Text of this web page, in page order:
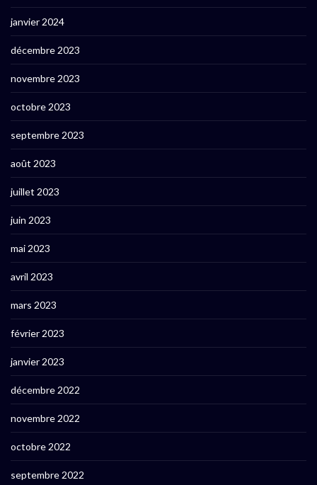
janvier 2024
décembre 2023
novembre 2023
octobre 2023
septembre 2023
août 2023
juillet 2023
juin 2023
mai 2023
avril 2023
mars 2023
février 2023
janvier 2023
décembre 2022
novembre 2022
octobre 2022
septembre 2022